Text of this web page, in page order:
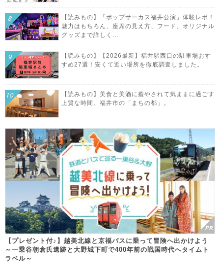
【読みもの】「ポップサーカス福井公演」体験レポ！
魅力はもちろん、座席の見え方、フード、オリジナル
グッズまで詳しく...
【読みもの】【2026最新】福井駅西口の駐車場おす
すめ27選！安くて近い場所を徹底調査しました。
【読みもの】美食と美酒に癒やされて気ままに過ごす
上質な時間。福井市の「まちの都」。
【プレゼント付♪】越美北線と京福バスに乗って冒険へ出かけよう
～一乗谷朝倉氏遺跡と大野城下町で400年前の戦国時代へタイムト
ラベル～